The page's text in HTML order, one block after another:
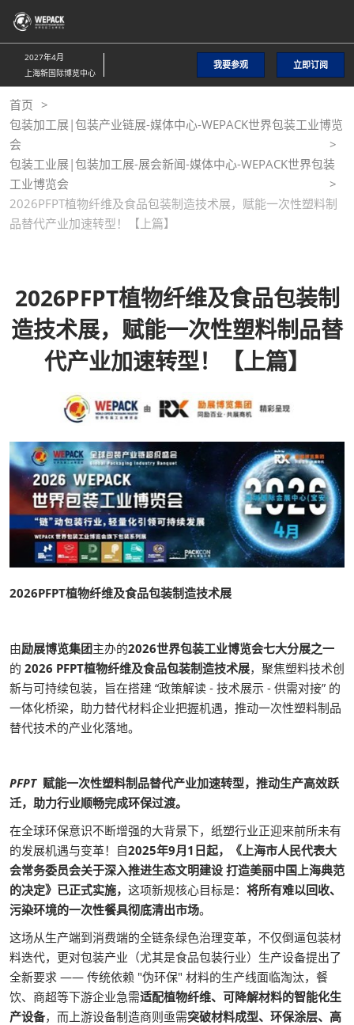
直
接
跳
至
内
容
2027年4月
上海新国际博览中心
我要参观 立即订阅
首页
包装加工展|包装产业链展-媒体中心-WEPACK世界包装工业博览
会
包装工业展|包装加工展-展会新闻-媒体中心-WEPACK世界包装
工业博览会
2026PFPT植物纤维及食品包装制造技术展，赋能一次性塑料制
品替代产业加速转型！【上篇】
2026PFPT植物纤维及食品包装制
造技术展，赋能一次性塑料制品替
代产业加速转型！【上篇】
2026PFPT植物纤维及食品包装制造技术展
由励展博览集团主办的2026世界包装工业博览会七大分展之一
的 2026 PFPT植物纤维及食品包装制造技术展，聚焦塑料技术创
新与可持续包装，旨在搭建 “政策解读 - 技术展示 - 供需对接” 的
一体化桥梁，助力替代材料企业把握机遇，推动一次性塑料制品
替代技术的产业化落地。
PFPT 赋能一次性塑料制品替代产业加速转型，推动生产高效跃
迁，助力行业顺畅完成环保过渡。
在全球环保意识不断增强的大背景下，纸塑行业正迎来前所未有
的发展机遇与变革！自2025年9月1日起，《上海市人民代表大
会常务委员会关于深入推进生态文明建设 打造美丽中国上海典范
的决定》已正式实施， 这项新规核心目标是： 将所有难以回收、
污染环境的一次性餐具彻底清出市场。
这场从生产端到消费端的全链条绿色治理变革，不仅倒逼包装材
料迭代，更对包装产业（尤其是食品包装行业）生产设备提出了
全新要求 —— 传统依赖 "伪环保" 材料的生产线面临淘汰，餐
饮、商超等下游企业急需适配植物纤维、可降解材料的智能化生
产设备，而上游设备制造商则亟需突破材料成型、环保涂层、高